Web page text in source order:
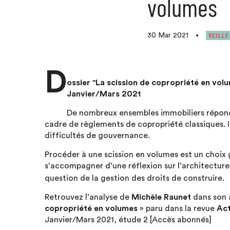
volumes
30 Mar 2021 • VEILLE
Dossier "La scission de copropriété en
Janvier/Mars 2021
De nombreux ensembles immobiliers
cadre de règlements de copropriété classiques.
difficultés de gouvernance.
Procéder à une scission en volumes est un
s’accompagner d’une réflexion sur
question de la gestion des droits de construire.
Retrouvez l’analyse de Michèle Raunet dans
copropriété en volumes » paru dans la revue
Janvier/Mars 2021, étude 2 [Accès abonnés]